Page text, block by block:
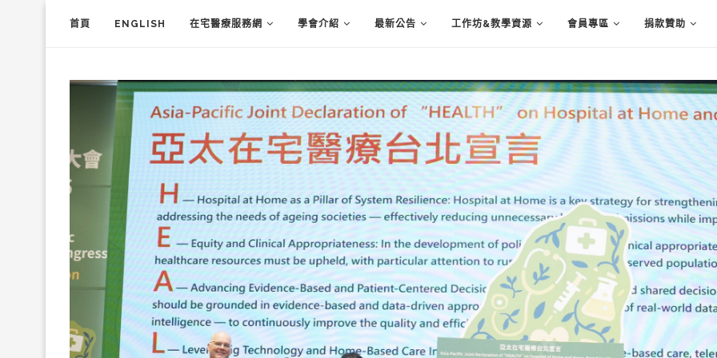
首頁 ENGLISH 在宅醫療服務網 學會介紹 最新公告 工作坊&教學資源 會員專區 捐款贊助